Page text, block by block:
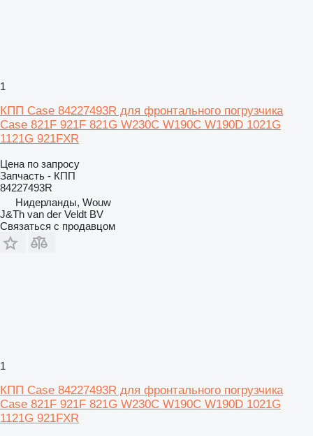
1
КПП Case 84227493R для фронтального погрузчика
Case 821F 921F 821G W230C W190C W190D 1021G
1121G 921FXR
Цена по запросу
Запчасть - КПП
84227493R
Нидерланды, Wouw
J&Th van der Veldt BV
Связаться с продавцом
1
КПП Case 84227493R для фронтального погрузчика
Case 821F 921F 821G W230C W190C W190D 1021G
1121G 921FXR